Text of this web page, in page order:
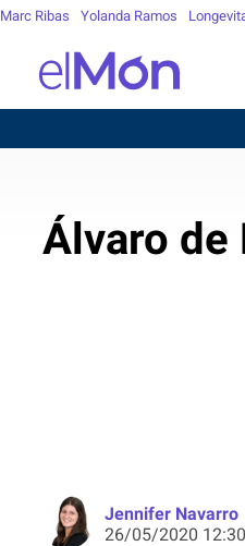
Marc Ribas Yolanda Ramos
Álvaro de
Jennifer Navarro
26/05/2020 12:30